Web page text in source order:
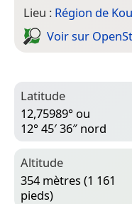
Lieu : Région de
Voir sur
Latitude
12,75989° ou
12° 45′ 36″ nord
Altitude
354 mètres (1 161
pieds)